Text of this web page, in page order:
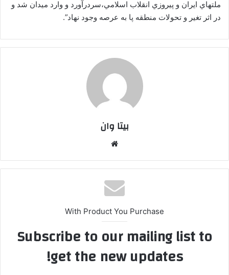
ملتهاي ايران و پيروزي انقلاب اسلامي،سردرآورد و وارد ميدان شد و
در اثر تغير و تحولات منطقه پا به عرصه وجود نهاد”.
بیتا وان
With Product You Purchase
Subscribe to our mailing list to
get the new updates!